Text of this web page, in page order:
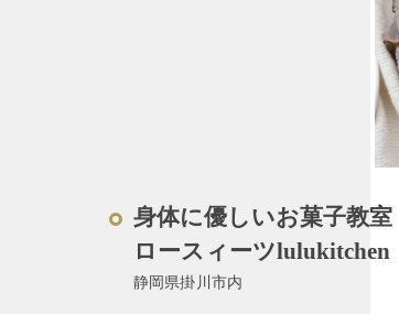
身体に優しいお菓子教室
ロースィーツlulukitchen
静岡県掛川市内